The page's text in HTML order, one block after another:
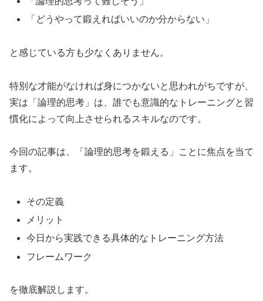
「どうやって鍛えればいいのか分からない」
と感じている方も少なくありません。
特別な才能がなければ身につかないと思われがちですが、
実は「論理的思考」は、誰でも意識的なトレーニングと習
慣化によって向上させられるスキルなのです。
今回の記事は、「論理的思考を鍛える」ことに焦点を当て
ます。
その定義
メリット
今日から実践できる具体的なトレーニング方法
フレームワーク
を徹底解説します。